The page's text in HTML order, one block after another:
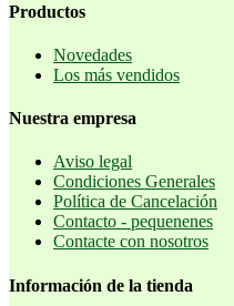
Productos
Novedades
Los más vendidos
Nuestra empresa
Aviso legal
Condiciones Generales
Política de Cancelación
Contacto - pequenenes
Contacte con nosotros
Información de la tienda